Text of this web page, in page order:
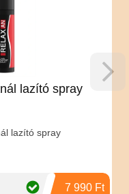
lazító spray
lazító spray
7 990 Ft